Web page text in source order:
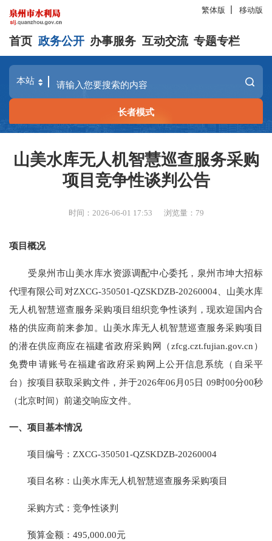
繁体版 移动版
首页 政务公开 办事服务 互动交流 专题专栏
长者模式
山美水库无人机智慧巡查服务采购
项目竞争性谈判公告
时间：2026-06-01 17:53 浏览量： 79
项目概况
受泉州市山美水库水资源调配中心委托， 泉州市坤大招标
代理有限公司 对ZXCG-350501-QZSKDZB-20260004、山美水库
无人机智慧巡查服务采购项目组织竞争性谈判，现欢迎国内合
格的供应商前来参加。山美水库无人机智慧巡查服务采购项目
的潜在供应商应在福建省政府采购网（zfcg.czt.fujian.gov.cn）
免费申请账号在福建省政府采购网上公开信息系统（自采平
台）按项目获取采购文件，并于2026年06月05日 09时00分00秒
（北京时间）前递交响应文件。
一、项目基本情况
项目编号： ZXCG-350501-QZSKDZB-20260004
项目名称：山美水库无人机智慧巡查服务采购项目
采购方式：竞争性谈判
预算金额：495,000.00元